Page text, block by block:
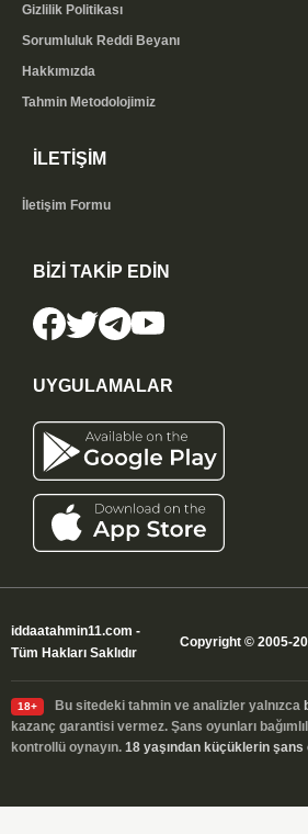
Gizlilik Politikası
Sorumluluk Reddi Beyanı
Hakkımızda
Tahmin Metodolojimiz
İLETİŞİM
İletişim Formu
BİZİ TAKİP EDİN
UYGULAMALAR
iddaatahmin11.com -
Tüm Hakları Saklıdır
Copyright © 2005-
18+ Bu sitedeki tahmin ve analizler yalnızca
kazanç garantisi vermez. Şans oyunları
kontrollü oynayın. 18 yaşından küçüklerin şans